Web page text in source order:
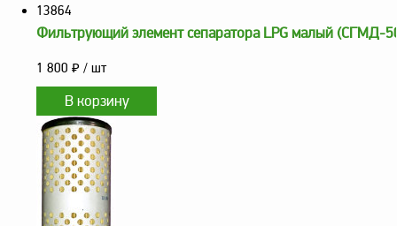
Устройства
заземления
комплектующие
Продукция НПП
СЕНСОР
Газоаналитическое
оборудование
Эксплуатационное
оборудование
13864
Фильтрующий элемент сепаратора LPG малый (СГМД-
1 800 ₽ / шт